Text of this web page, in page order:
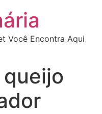
Você Encontra Aqui